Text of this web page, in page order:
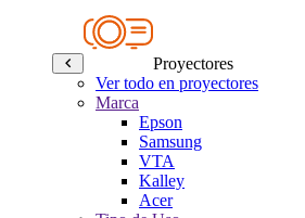
Proyectores
Ver todo en proyectores
Marca
Epson
Samsung
VTA
Kalley
Acer